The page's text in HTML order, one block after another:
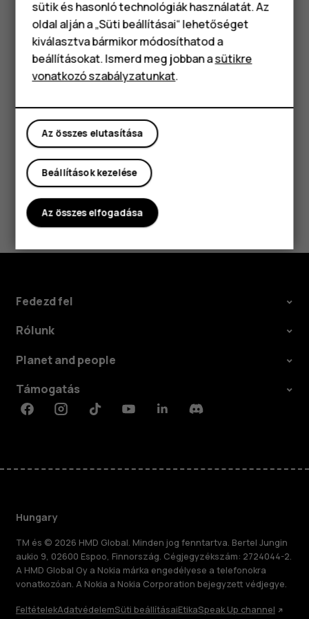
Klasszikus telefonok
Tartozékok
Táblagépek
Beállítások>A telefonról>Szoftverfrissítés
pontra, és próbáld a frissítést újratelepíteni
Fordulj az ügyfélszolgálathoz, ha a probléma
továbbra is fennáll.
Hasznosnak találtad?
Igen Nem
Fedezd fel
Rólunk
Planet and people
Támogatás
FacebookInstagramTiktokYoutubeLinkedinDiscord
Hungary
TM és © 2026 HMD Global. Minden jog fenntartva. Bertel Jungin
aukio 9, 02600 Espoo, Finnország. Cégjegyzékszám: 2724044-2.
A HMD Global Oy a Nokia márka engedélyese a telefonokra
vonatkozóan. A Nokia a Nokia Corporation bejegyzett védjegye.
FeltételekAdatvédelemSüti beállításaiEtikaSpeak Up channel
sütik és hasonló technológiák használatát. Az
oldal alján a „Süti beállításai“ lehetőséget
kiválasztva bármikor módosíthatod a
beállításokat. Ismerd meg jobban asütikre
vonatkozó szabályzatunkat.
Az összes elutasítása
Beállítások kezelése
Az összes elfogadása